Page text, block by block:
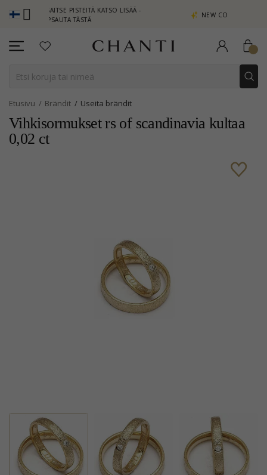
PISTEITÄ KATSO LISÄÄ -
NAPSAUTA TÄSTÄ
NEW COLLECTION | AURA
Etusivu Brändit Useita brändit
Vihkisormukset rs of scandinavia kultaa
0,02 ct